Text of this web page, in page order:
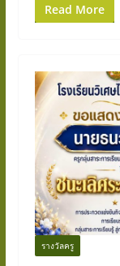
Read More
รางวัลครู